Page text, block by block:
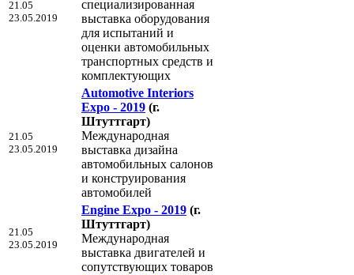
21.05
23.05.2019
специализированная
выставка оборудования
для испытаний и
оценки автомобильных
транспортных средств и
комплектующих
21.05
23.05.2019
Automotive Interiors
Expo - 2019 (г.
Штуттгарт)
Международная
выставка дизайна
автомобильных салонов
и конструирования
автомобилей
21.05
23.05.2019
Engine Expo - 2019 (г.
Штуттгарт)
Международная
выставка двигателей и
сопутствующих товаров